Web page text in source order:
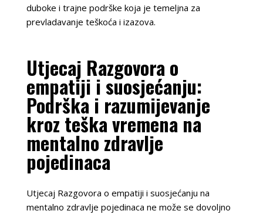
duboke i trajne podrške koja je temeljna za
prevladavanje teškoća i izazova.
Utjecaj Razgovora o
empatiji i suosjećanju:
Podrška i razumijevanje
kroz teška vremena na
mentalno zdravlje
pojedinaca
Utjecaj Razgovora o empatiji i suosjećanju na
mentalno zdravlje pojedinaca ne može se dovoljno